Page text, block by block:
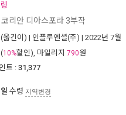
코리안 디아스포라 3부작
(옮긴이) | 인플루엔셜(주) | 2022년 7월
(10%할인), 마일리지 790원
트 : 31,377
수령 지역변경